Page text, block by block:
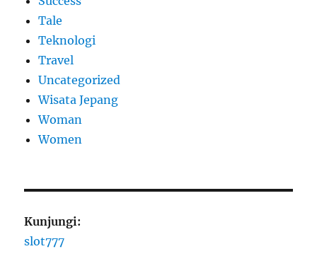
Tale
Teknologi
Travel
Uncategorized
Wisata Jepang
Woman
Women
Kunjungi:
slot777